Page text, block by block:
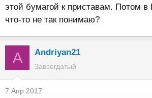
этой бумагой к приставам. Потом
что-то не так понимаю?
A Andriyan21
Завсегдатый
7 Апр 2017